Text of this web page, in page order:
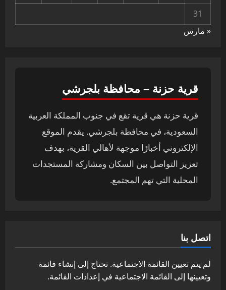
31
« مارس
قرية حزنة – محافظة بلجرشي
قرية حزنة هي قرية تقع في جنوب المملكة العربية
السعودية، في محافظة بلجرشي. يقدم الموقع
الإلكتروني أخبارًا موجهة لأهالي القرية، بهدف
تعزيز التواصل بين السكان ومشاركة المستجدات
المحلية التي تهم المجتمع.
اتصل بنا
لم يتم تعيين القائمة الاجتماعية. تحتاج إلى إنشاء قائمة
وتعيينها إلى القائمة الاجتماعية في إعدادات القائمة.